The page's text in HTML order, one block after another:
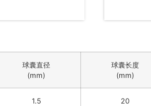
球囊直径
(mm)
球囊长度
(mm)
1.5 20